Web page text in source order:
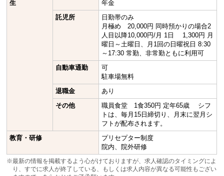
生
年金
託児所
日勤帯のみ
月極め 20,000円 同時預かりの場合2
人目以降10,000円/月 1日 1,300円 月
曜日～土曜日、月1回の日曜祝日 8:30
～17:30 常勤、非常勤ともに利用可
自動車通勤
可
駐車場無料
退職金
あり
その他
職員食堂 1食350円 定年65歳 シフ
トは、毎月15日締切り、月末に翌月シ
フトが配布されます。
教育・研修
プリセプター制度
院内、院外研修
※最新の情報を掲載するよう心がけておりますが、求人確認のタイミングによ
り、すでに求人が終了している、もしくは求人内容が異なる可能性もござい